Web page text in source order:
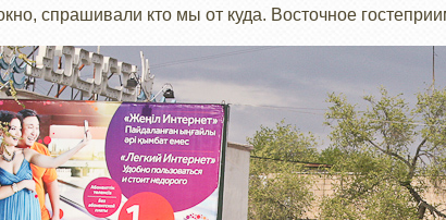
спрашивали кто мы от куда. Восточное